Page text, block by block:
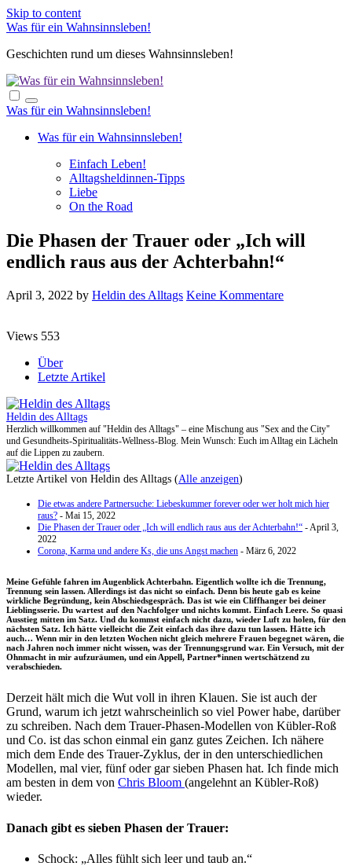
Skip to content
Was für ein Wahnsinnsleben!
Geschichten rund um dieses Wahnsinnsleben!
Was für ein Wahnsinnsleben!
Was für ein Wahnsinnsleben!
Einfach Leben!
Alltagsheldinnen-Tipps
Liebe
On the Road
Die Phasen der Trauer oder „Ich will
endlich raus aus der Achterbahn!“
April 3, 2022 by Heldin des Alltags Keine Kommentare
Views 553
Über
Letzte Artikel
Heldin des Alltags
Herzlich willkommen auf "Heldin des Alltags" – eine Mischung aus "Sex and the City"
und Gesundheits-Spiritualitäts-Wellness-Blog. Mein Wunsch: Euch im Alltag ein Lächeln
auf die Lippen zu zaubern.
Letzte Artikel von Heldin des Alltags (Alle anzeigen)
Die etwas andere Partnersuche: Liebeskummer forever oder wer holt mich hier
raus? - Mai 15, 2022
Die Phasen der Trauer oder „Ich will endlich raus aus der Achterbahn!“ - April 3,
2022
Corona, Karma und andere Ks, die uns Angst machen - März 6, 2022
Meine Gefühle fahren im Augenblick Achterbahn. Eigentlich wollte ich die Trennung,
Trennung sein lassen. Allerdings ist das nicht so einfach. Denn bis heute gab es keine
wirkliche Begründung, kein Abschiedsgespräch. Das ist wie ein Cliffhanger bei deiner
Lieblingsserie. Du wartest auf den Nachfolger und nichts kommt. Einfach Leere. So quasi
Ausstieg mitten im Satz. Und du kommst einfach nicht dazu, wieder Luft zu holen, für den
nächsten Satz. Ich hätte vielleicht die Zeit einfach das ihre dazu tun lassen. Hätte ich
auch… Wenn mir in den letzten Wochen nicht gleich mehrere Frauen begegnet wären, die
nach Jahren noch immer nicht wissen, was der Trennungsgrund war. Ein Versuch, mit der
Ohnmacht in mir aufzuräumen, und ein Appell, Partner*innen wertschätzend zu
verabschieden.
Derzeit hält mich die Wut voll in ihren Klauen. Sie ist auch der
Grund, warum ich jetzt wahrscheinlich so viel Power habe, darüber
zu schreiben. Nach dem Trauer-Phasen-Modellen von Kübler-Roß
und Co. ist das schon einmal ein ganz gutes Zeichen. Ich nähere
mich dem Ende des Trauer-Zyklus, der in den unterschiedlichen
Modellen, mal vier, fünf oder gar sieben Phasen hat. Ich finde mich
am besten in dem von Chris Bloom (angelehnt an Kübler-Roß)
wieder.
Danach gibt es sieben Phasen der Trauer:
Schock: „Alles fühlt sich leer und taub an.“